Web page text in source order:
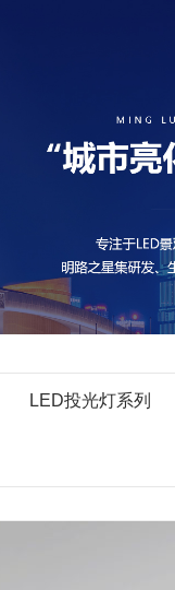
LED投光灯系列